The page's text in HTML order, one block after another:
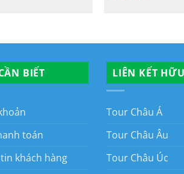
BIẾT
toán
khách hàng
LIÊN KẾT
Tour Châu Á
Tour Châu Âu
Tour Châu Úc